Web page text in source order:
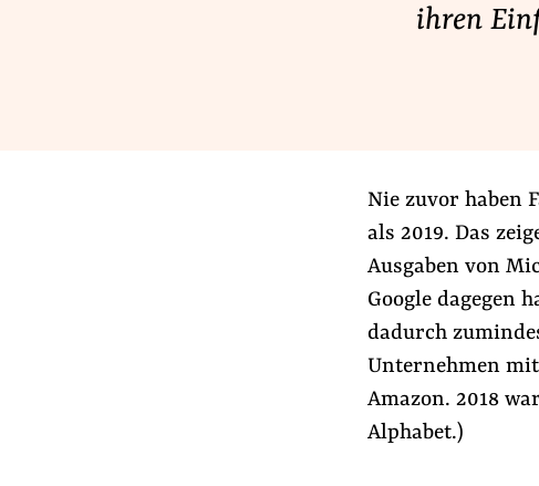
ihren
Nie zuvor haben
als 2019. Das
Ausgaben von
Google dagegen
dadurch
Unternehmen
Amazon. 2018
Alphabet.)